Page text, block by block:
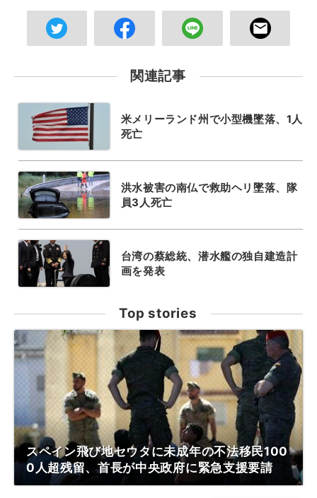
関連記事
米メリーランド州で小型機墜落、1人
死亡
洪水被害の南仏で救助ヘリ墜落、隊
員3人死亡
台湾の蔡総統、潜水艦の独自建造計
画を発表
Top stories
スペイン飛び地セウタに未成年の不法移民100
0人超残留、首長が中央政府に緊急支援要請